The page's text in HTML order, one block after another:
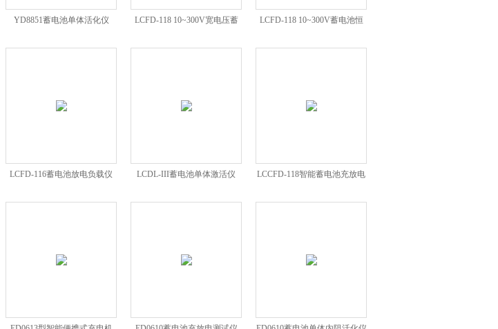
YD8851蓄电池单体活化仪 LCFD-118 10~300V宽电压蓄 LCFD-118 10~300V蓄电池恒
LCFD-116蓄电池放电负载仪 LCDL-III蓄电池单体激活仪 LCCFD-118智能蓄电池充放电